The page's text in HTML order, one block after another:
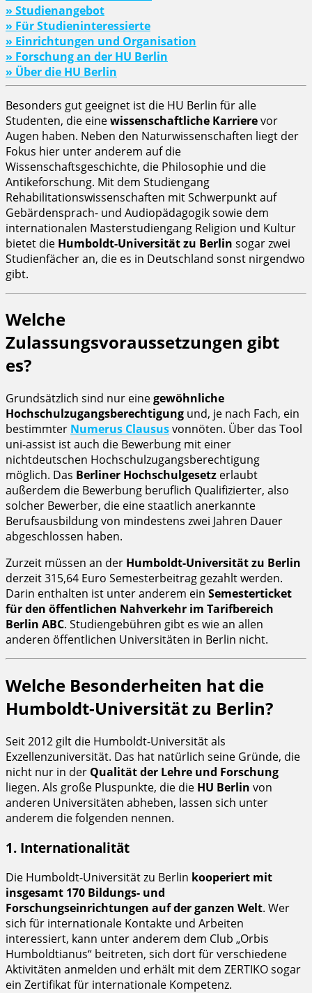
» Studienangebot
» Für Studieninteressierte
» Einrichtungen und Organisation
» Forschung an der HU Berlin
» Über die HU Berlin
Besonders gut geeignet ist die HU Berlin für alle
Studenten, die einewissenschaftliche Karrierevor
Augen haben. Neben den Naturwissenschaften liegt der
Fokus hier unter anderem auf die
Wissenschaftsgeschichte, die Philosophie und die
Antikeforschung. Mit dem Studiengang
Rehabilitationswissenschaften mit Schwerpunkt auf
Gebärdensprach- und Audiopädagogik sowie dem
internationalen Masterstudiengang Religion und Kultur
bietet die Humboldt-Universität zu Berlin sogar zwei
Studienfächer an, die es in Deutschland sonst nirgendwo
gibt.
Welche
Zulassungsvoraussetzungen gibt
es?
Grundsätzlich sind nur einegewöhnliche
Hochschulzugangsberechtigung und, je nach Fach, ein
bestimmter Numerus Claususvonnöten. Über das Tool
uni-assist ist auch die Bewerbung mit einer
nichtdeutschen Hochschulzugangsberechtigung
möglich. Das Berliner Hochschulgesetz erlaubt
außerdem die Bewerbung beruflich Qualifizierter, also
solcher Bewerber, die eine staatlich anerkannte
Berufsausbildung von mindestens zwei Jahren Dauer
abgeschlossen haben.
Zurzeit müssen an der Humboldt-Universität zu Berlin
derzeit 315,64 Euro Semesterbeitrag gezahlt werden.
Darin enthalten ist unter anderem ein Semesterticket
für den öffentlichen Nahverkehr im Tarifbereich
Berlin ABC. Studiengebühren gibt es wie an allen
anderen öffentlichen Universitäten in Berlin nicht.
Welche Besonderheiten hat die
Humboldt-Universität zu Berlin?
Seit 2012 gilt die Humboldt-Universität als
Exzellenzuniversität. Das hat natürlich seine Gründe, die
nicht nur in der Qualität der Lehre und Forschung
liegen. Als große Pluspunkte, die die HU Berlin von
anderen Universitäten abheben, lassen sich unter
anderem die folgenden nennen.
1. Internationalität
Die Humboldt-Universität zu Berlin kooperiert mit
insgesamt 170 Bildungs- und
Forschungseinrichtungen auf der ganzen Welt. Wer
sich für internationale Kontakte und Arbeiten
interessiert, kann unter anderem dem Club „Orbis
Humboldtianus“ beitreten, sich dort für verschiedene
Aktivitäten anmelden und erhält mit dem ZERTIKO sogar
ein Zertifikat für internationale Kompetenz.